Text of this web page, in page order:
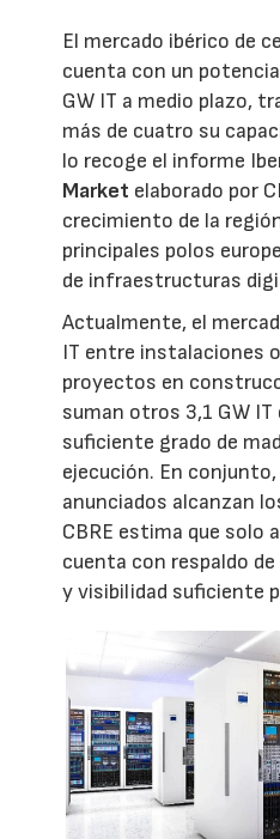
El mercado ibérico de
cuenta con un
GW IT a medio plazo,
más de cuatro su
lo recoge el informe
Market elaborado por
crecimiento de la
principales polos
de infraestructuras
Actualmente, el
IT entre instalaciones
proyectos en
suman otros 3,1 GW
suficiente grado de
ejecución. En
anunciados alcanzan
CBRE estima que solo
cuenta con respaldo
y visibilidad suficiente